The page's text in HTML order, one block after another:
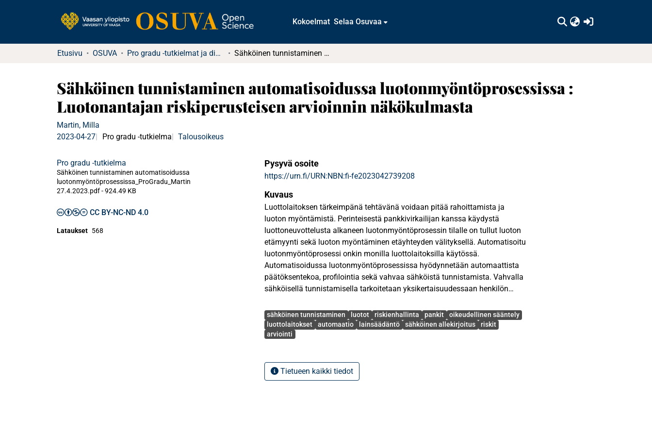
Kokoelmat Selaa Osuvaa
Etusivu OSUVA Pro gradu -tutkielmat ja diplomityöt Sähköinen tunnistaminen automatisoidussa luotonmyöntöprosessissa : Luotonantajan riskiperusteisen arvioinnin näkökulmasta
Sähköinen tunnistaminen automatisoidussa luotonmyöntöprosessissa :
Luotonantajan riskiperusteisen arvioinnin näkökulmasta
Martin, Milla
2023-04-27
Pro gradu -tutkielma Talousoikeus
Pro gradu -tutkielma
Sähköinen tunnistaminen automatisoidussa
luotonmyöntöprosessissa_ProGradu_Martin
27.4.2023.pdf -924.49 KB
CC BY-NC-ND 4.0
Lataukset 568
Pysyvä osoite
https://urn.fi/URN:NBN:fi-fe2023042739208
Kuvaus
Luottolaitoksen tärkeimpänä tehtävänä voidaan pitää rahoittamista ja
luoton myöntämistä. Perinteisestä pankkivirkailijan kanssa käydystä
luottoneuvottelusta alkaneen luotonmyöntöprosessin tilalle on tullut luoton
etämyynti sekä luoton myöntäminen etäyhteyden välityksellä. Automatisoitu
luotonmyöntöprosessi onkin monilla luottolaitoksilla käytössä.
Automatisoidussa luotonmyöntöprosessissa hyödynnetään automaattista
päätöksentekoa, profilointia sekä vahvaa sähköistä tunnistamista. Vahvalla
sähköisellä tunnistamisella tarkoitetaan yksikertaisuudessaan henkilön
Tässä oikeusdogmaattisessa pro gradu -tutkielmassa tutkitaan sähköistä
tunnistamista automatisoidussa luotonmyöntöprosessissa luotonantajan
oikeuskirjallisuuden sekä oikeustapausten avulla, mikä on sähköisen
tunnistamisen merkitys automatisoidussa luotonmyöntöprosessissa,
Avainsanat
sähköinen tunnistaminen luotot riskienhallinta pankit
oikeudellinen sääntely
luottolaitokset
automaatio lainsäädäntö sähköinen allekirjoitus
riskit
arviointi
Tietueen kaikki tiedot